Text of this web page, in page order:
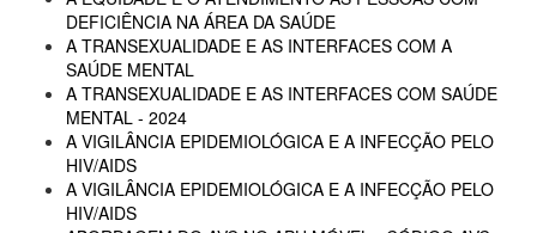
DEFICIÊNCIA NA ÁREA DA SAÚDE
A TRANSEXUALIDADE E AS INTERFACES COM A
SAÚDE MENTAL
A TRANSEXUALIDADE E AS INTERFACES COM SAÚDE
MENTAL - 2024
A VIGILÂNCIA EPIDEMIOLÓGICA E A INFECÇÃO PELO
HIV/AIDS
A VIGILÂNCIA EPIDEMIOLÓGICA E A INFECÇÃO PELO
HIV/AIDS